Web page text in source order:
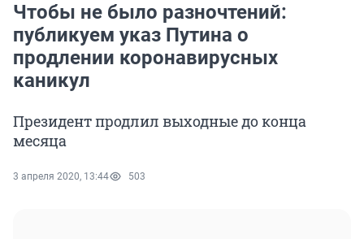
Чтобы не было разночтений:
публикуем указ Путина о
продлении коронавирусных
каникул
Президент продлил выходные до конца
месяца
3 апреля 2020, 13:44 503